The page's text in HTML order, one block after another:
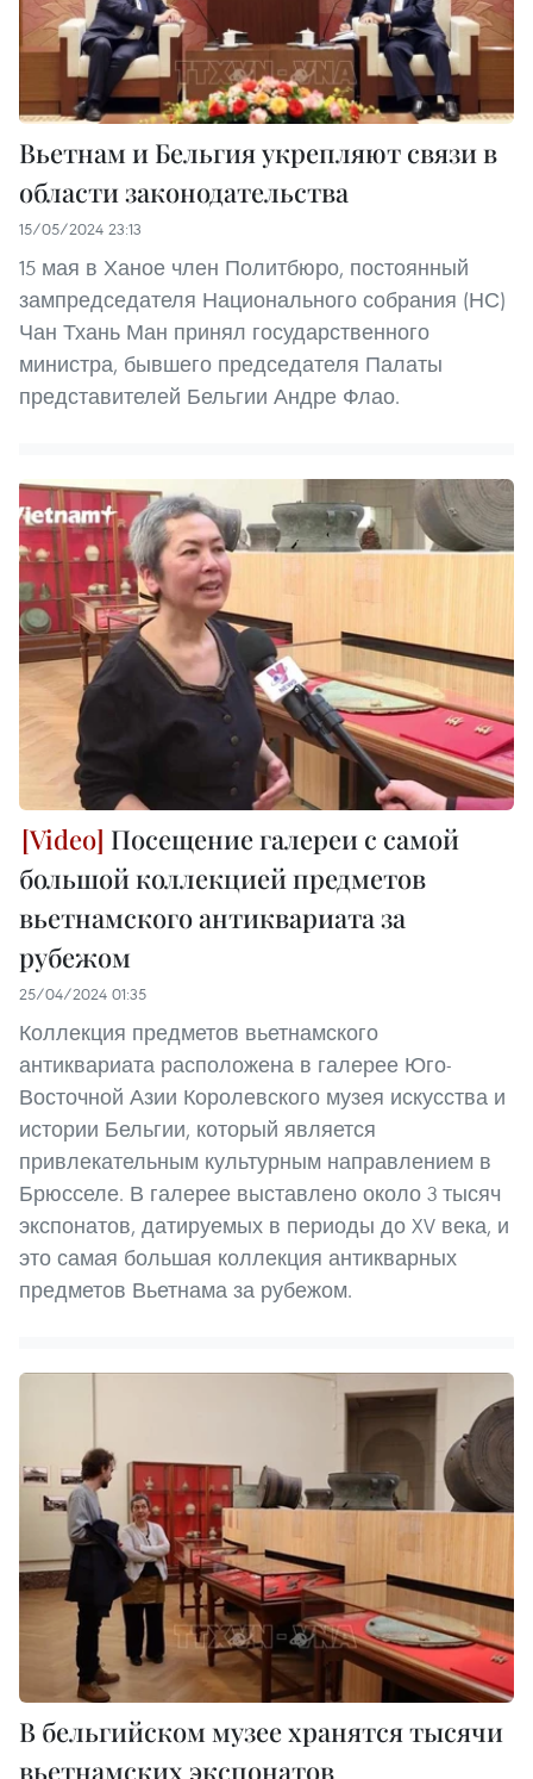
Вьетнам и Бельгия укрепляют связи в
области законодательства
15/05/2024 23:13
15 мая в Ханое член Политбюро, постоянный
зампредседателя Национального собрания (НС)
Чан Тхань Ман принял государственного
министра, бывшего председателя Палаты
представителей Бельгии Андре Флао.
Посещение галереи с самой
большой коллекцией предметов
вьетнамского антиквариата за
рубежом
25/04/2024 01:35
Коллекция предметов вьетнамского
антиквариата расположена в галерее Юго-
Восточной Азии Королевского музея искусства и
истории Бельгии, который является
привлекательным культурным направлением в
Брюсселе. В галерее выставлено около 3 тысяч
экспонатов, датируемых в периоды до XV века, и
это самая большая коллекция антикварных
предметов Вьетнама за рубежом.
В бельгийском музее хранятся тысячи
вьетнамских экспонатов